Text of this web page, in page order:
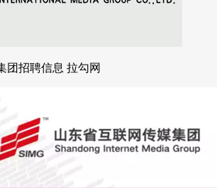
团招聘信息 拉勾网